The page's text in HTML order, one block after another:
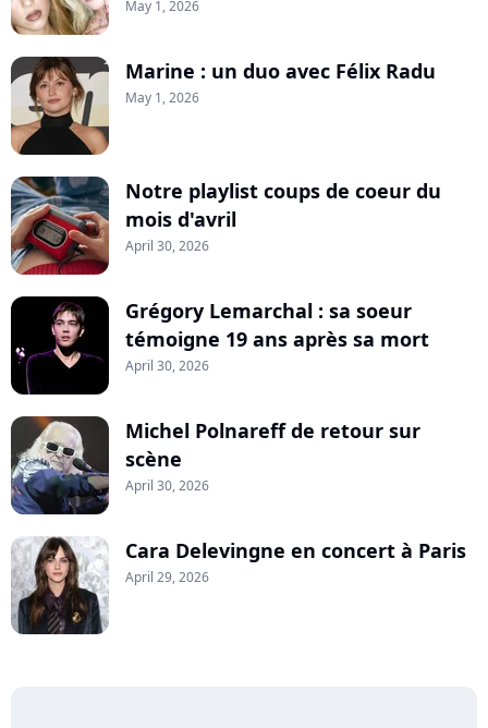
May 1, 2026
Marine : un duo avec Félix Radu
May 1, 2026
Notre playlist coups de coeur du
mois d'avril
April 30, 2026
Grégory Lemarchal : sa soeur
témoigne 19 ans après sa mort
April 30, 2026
Michel Polnareff de retour sur
scène
April 30, 2026
Cara Delevingne en concert à Paris
April 29, 2026